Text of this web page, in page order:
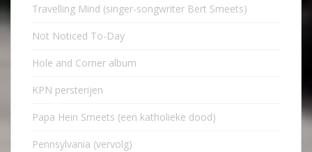
Travelling Mind (singer-songwriter Bert Smeets)
Not Noticed To-Day
Hole and Corner album
KPN persterijen
Papa Hein Smeets (een katholieke dood)
Pennsylvania (vervolg)